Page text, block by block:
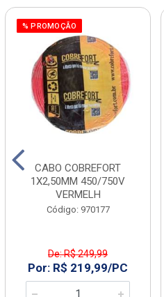
% PROMOÇÃO
CABO COBREFORT
1X2,50MM 450/750V
VERMELH
Código: 970177
De: R$ 249,99
Por: R$ 219,99/PC